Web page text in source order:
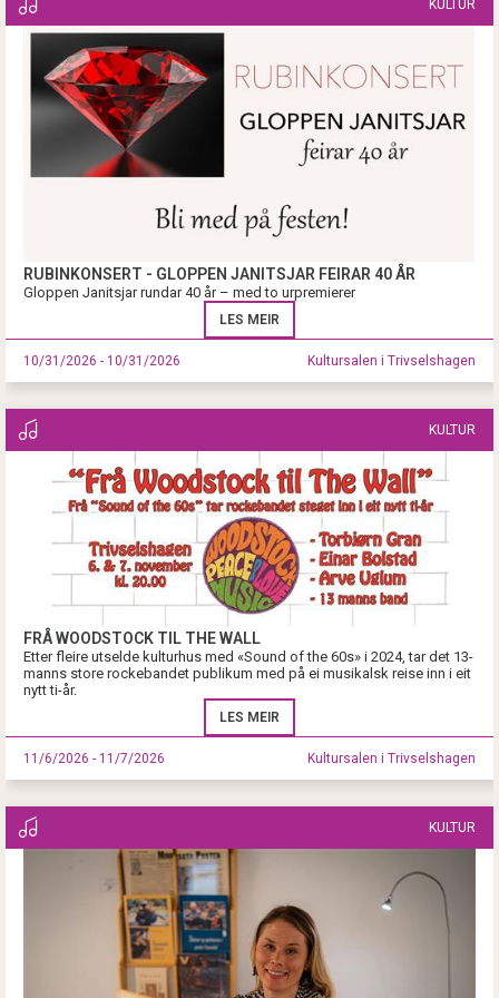
KULTUR
RUBINKONSERT - GLOPPEN JANITSJAR FEIRAR 40 ÅR
Gloppen Janitsjar rundar 40 år – med to urpremierer
LES MEIR
10/31/2026 - 10/31/2026 Kultursalen i Trivselshagen
KULTUR
FRÅ WOODSTOCK TIL THE WALL
Etter fleire utselde kulturhus med «Sound of the 60s» i 2024, tar det 13-
manns store rockebandet publikum med på ei musikalsk reise inn i eit
nytt ti-år.
LES MEIR
11/6/2026 - 11/7/2026 Kultursalen i Trivselshagen
KULTUR